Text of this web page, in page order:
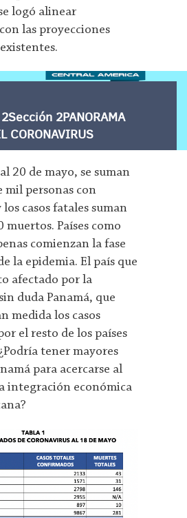
logó alinear
las proyecciones
2PANORAMA
CORONAVIRUS
20 de mayo, se suman
mil personas con
casos fatales suman
muertos. Países como
comienzan la fase
la epidemia. El país que
afectado por la
duda Panamá, que
medida los casos
el resto de los países
tener mayores
para acercarse al
integración económica